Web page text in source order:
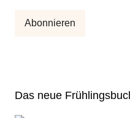
Abonnieren
Das neue